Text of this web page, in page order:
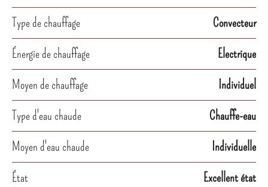
Type de chauffage
Convecteur
Énergie de chauffage
Electrique
Moyen de chauffage
Individuel
Type d'eau chaude
Chauffe-eau
Moyen d'eau chaude
Individuelle
État
Excellent état